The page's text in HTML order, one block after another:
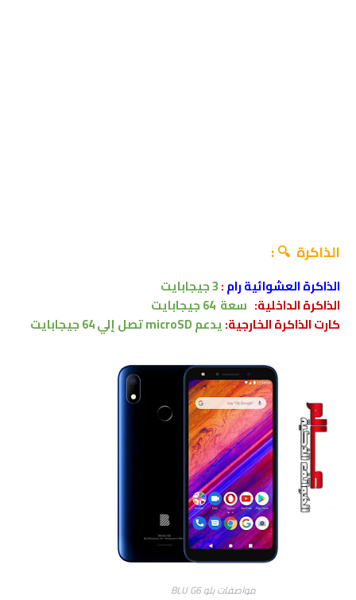
الذاكرة 🔍 :
الذاكرة العشوائية رام:3 جيجابايت
الذاكرة الداخلية: سعة 64
جيجابايت
كارت الذاكرة الخارجية:يدعم microSD تصل إلي 64 جيجابايت
مواصفات بلو BLU G6